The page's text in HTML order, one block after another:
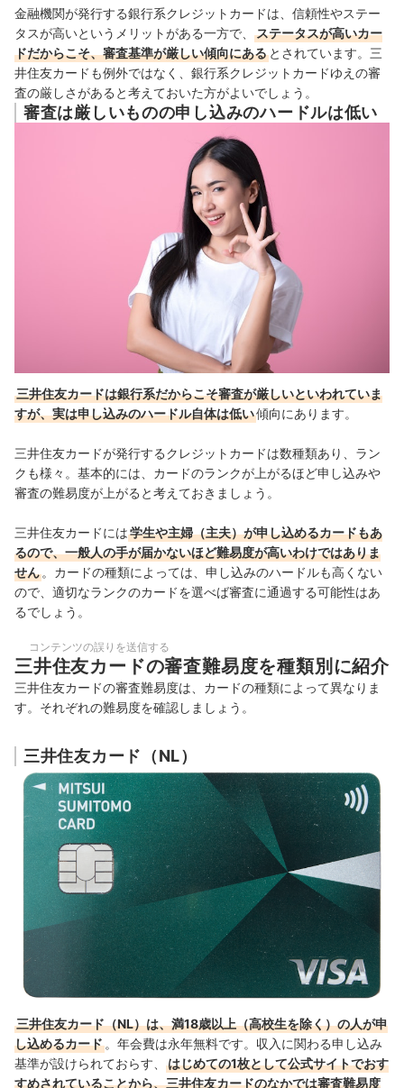
金融機関が発行する銀行系クレジットカードは、信頼性やステー
タスが高いというメリットがある一方で、
ステータスが高いカー
ドだからこそ、審査基準が厳しい傾向にある とされています。三
井住友カードも例外ではなく、銀行系クレジットカードゆえの審
査の厳しさがあると考えておいた方がよいでしょう。
審査は厳しいものの申し込みのハードルは低い
三井住友カードは銀行系だからこそ審査が厳しいといわれていま
すが、実は申し込みのハードル自体は低い傾向にあります。
三井住友カードが発行するクレジットカードは数種類あり、ラン
クも様々。基本的には、カードのランクが上がるほど申し込みや
審査の難易度が上がると考えておきましょう。
三井住友カードには学生や主婦（主夫）が申し込めるカードもあ
るので、一般人の手が届かないほど難易度が高いわけではありま
せん 。カードの種類によっては、申し込みのハードルも高くない
ので、適切なランクのカードを選べば審査に通過する可能性はあ
るでしょう。
コンテンツの誤りを送信する
三井住友カードの審査難易度を種類別に紹介
三井住友カードの審査難易度は、カードの種類によって異なりま
す。それぞれの難易度を確認しましょう。
三井住友カード（NL）
三井住友カード（NL）は、満18歳以上（高校生を除く）の人が申
し込めるカード 。年会費は永年無料です。収入に関わる申し込み
基準が設けられておらす、
はじめての1枚として公式サイトでおす
すめされていることから、三井住友カードのなかでは審査難易度